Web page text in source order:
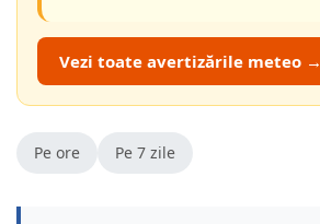
Vezi toate avertizările meteo →
Pe ore Pe 7 zile